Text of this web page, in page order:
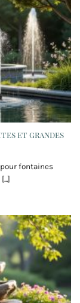
et grandes
fontaines